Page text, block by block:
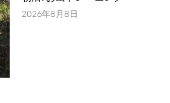
2026年8月8日